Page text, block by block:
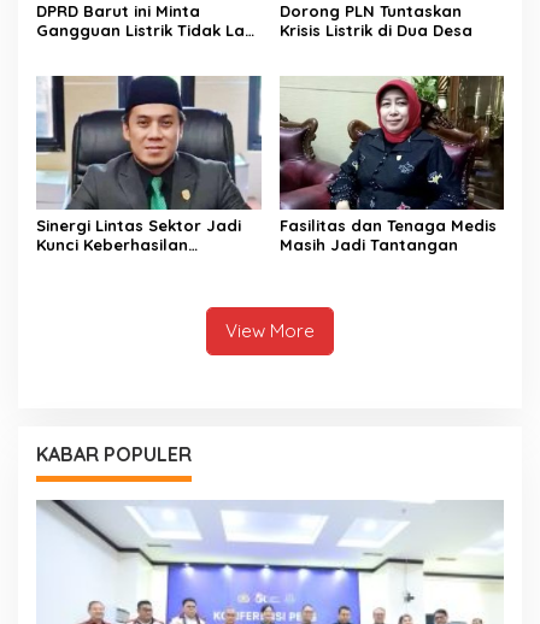
DPRD Barut ini Minta
Gangguan Listrik Tidak Lagi
Dorong PLN Tuntaskan
Krisis Listrik di Dua Desa
Sinergi Lintas Sektor Jadi
Kunci Keberhasilan
Fasilitas dan Tenaga Medis
Masih Jadi Tantangan
View More
KABAR POPULER